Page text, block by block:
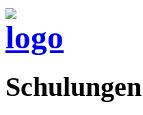
Schulungen